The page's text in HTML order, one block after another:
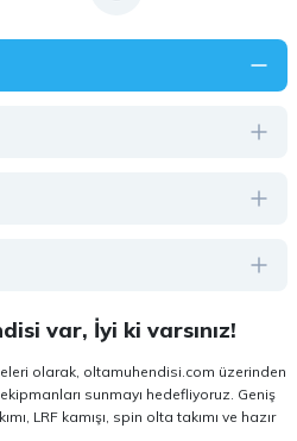
var, İyi ki varsınız!
olarak, oltamuhendisi.com üzerinden
sunmayı hedefliyoruz. Geniş
LRF kamışı, spin olta takımı ve hazır